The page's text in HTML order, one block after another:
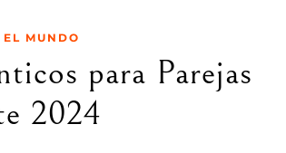
MUNDO
para Parejas
2024